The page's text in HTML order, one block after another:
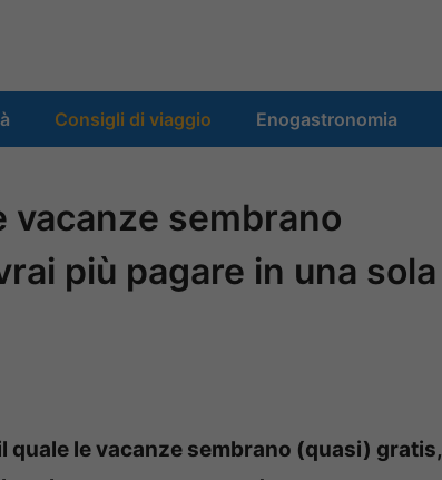
Consigli di viaggio Enogastronomia
vacanze sembrano
più pagare in una sola
quale le vacanze sembrano (quasi) gratis,